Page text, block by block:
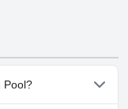
Pool?